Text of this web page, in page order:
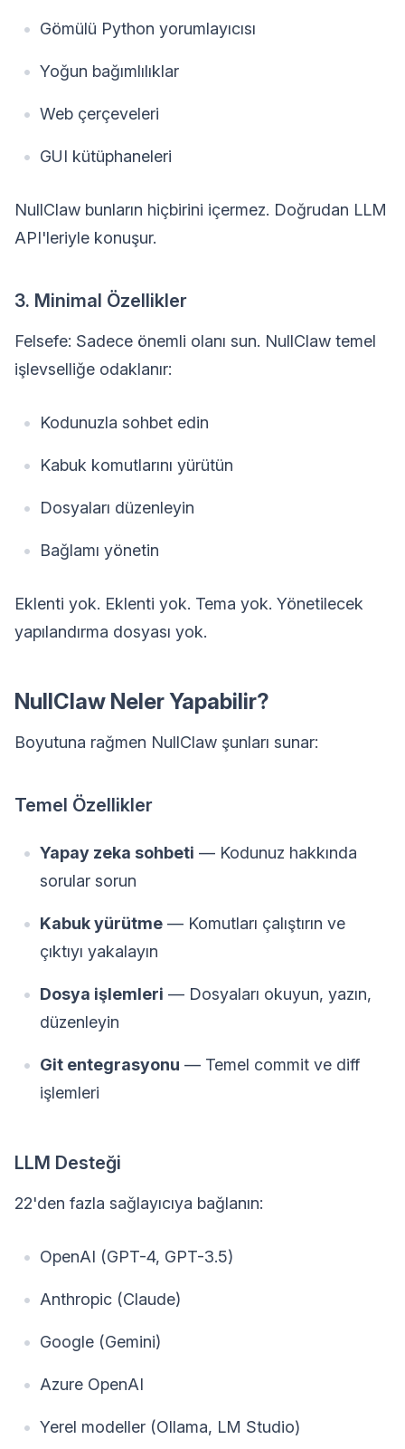
Gömülü Python yorumlayıcısı
Yoğun bağımlılıklar
Web çerçeveleri
GUI kütüphaneleri
NullClaw bunların hiçbirini içermez. Doğrudan LLM
API'leriyle konuşur.
3. Minimal Özellikler
Felsefe: Sadece önemli olanı sun. NullClaw temel
işlevselliğe odaklanır:
Kodunuzla sohbet edin
Kabuk komutlarını yürütün
Dosyaları düzenleyin
Bağlamı yönetin
Eklenti yok. Eklenti yok. Tema yok. Yönetilecek
yapılandırma dosyası yok.
NullClaw Neler Yapabilir?
Boyutuna rağmen NullClaw şunları sunar:
Temel Özellikler
Yapay zeka sohbeti — Kodunuz hakkında
sorular sorun
Kabuk yürütme — Komutları çalıştırın ve
çıktıyı yakalayın
Dosya işlemleri — Dosyaları okuyun, yazın,
düzenleyin
Git entegrasyonu — Temel commit ve diff
işlemleri
LLM Desteği
22'den fazla sağlayıcıya bağlanın:
OpenAI (GPT-4, GPT-3.5)
Anthropic (Claude)
Google (Gemini)
Azure OpenAI
Yerel modeller (Ollama, LM Studio)